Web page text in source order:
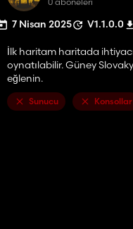
7 Nisan 2025 V1.1.0.0
İlk haritam haritada
oynatılabilir. Güney
eğlenin.
Sunucu Konsollar